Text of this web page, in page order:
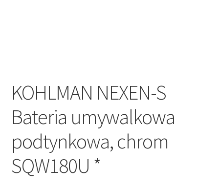
KOHLMAN NEXEN-S
Bateria umywalkowa
podtynkowa, chrom
SQW180U *